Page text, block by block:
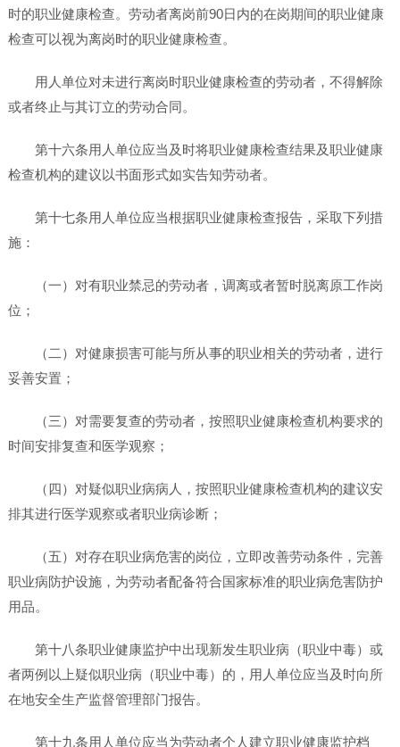
时的职业健康检查。劳动者离岗前90日内的在岗期间的职业健康
检查可以视为离岗时的职业健康检查。
用人单位对未进行离岗时职业健康检查的劳动者，不得解除
或者终止与其订立的劳动合同。
第十六条用人单位应当及时将职业健康检查结果及职业健康
检查机构的建议以书面形式如实告知劳动者。
第十七条用人单位应当根据职业健康检查报告，采取下列措
施：
（一）对有职业禁忌的劳动者，调离或者暂时脱离原工作岗
位；
（二）对健康损害可能与所从事的职业相关的劳动者，进行
妥善安置；
（三）对需要复查的劳动者，按照职业健康检查机构要求的
时间安排复查和医学观察；
（四）对疑似职业病病人，按照职业健康检查机构的建议安
排其进行医学观察或者职业病诊断；
（五）对存在职业病危害的岗位，立即改善劳动条件，完善
职业病防护设施，为劳动者配备符合国家标准的职业病危害防护
用品。
第十八条职业健康监护中出现新发生职业病（职业中毒）或
者两例以上疑似职业病（职业中毒）的，用人单位应当及时向所
在地安全生产监督管理部门报告。
第十九条用人单位应当为劳动者个人建立职业健康监护档